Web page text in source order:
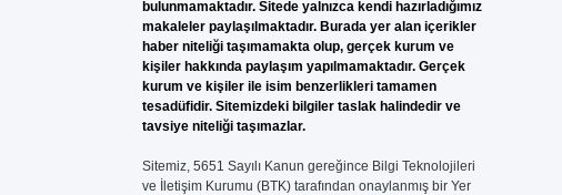
bulunmamaktadır. Sitede yalnızca kendi hazırladığımız
makaleler paylaşılmaktadır. Burada yer alan içerikler
haber niteliği taşımamakta olup, gerçek kurum ve
kişiler hakkında paylaşım yapılmamaktadır. Gerçek
kurum ve kişiler ile isim benzerlikleri tamamen
tesadüfidir. Sitemizdeki bilgiler taslak halindedir ve
tavsiye niteliği taşımazlar.
Sitemiz, 5651 Sayılı Kanun gereğince Bilgi Teknolojileri
ve İletişim Kurumu (BTK) tarafından onaylanmış bir Yer